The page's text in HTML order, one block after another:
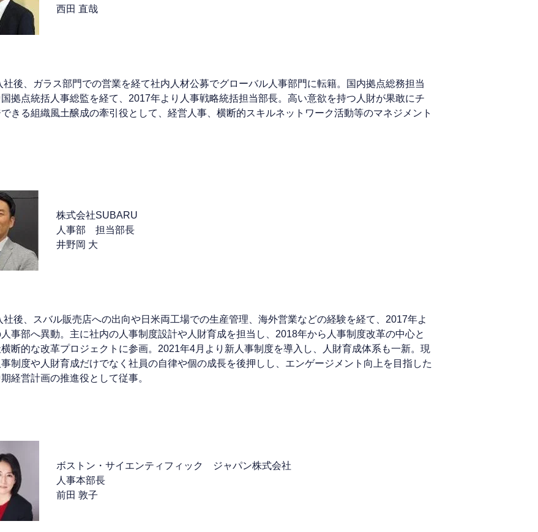
西田 直哉
社後、ガラス部門での営業を経て社内人材公募でグローバル人事部門に転籍。国内拠点総務担当
拠点統括人事総監を経て、2017年より人事戦略統括担当部長。高い意欲を持つ人財が果敢にチ
きる組織風土醸成の牽引役として、経営人事、横断的スキルネットワーク活動等のマネジメント
株式会社SUBARU
人事部 担当部長
井野岡 大
社後、スバル販売店への出向や日米両工場での生産管理、海外営業などの経験を経て、2017年よ
人事部へ異動。主に社内の人事制度設計や人財育成を担当し、2018年から人事制度改革の中心と
横断的な改革プロジェクトに参画。2021年4月より新人事制度を導入し、人財育成体系も一新。現
制度や人財育成だけでなく社員の自律や個の成長を後押しし、エンゲージメント向上を目指した
経営計画の推進役として従事。
ボストン・サイエンティフィック ジャパン株式会社
人事本部長
前田 敦子